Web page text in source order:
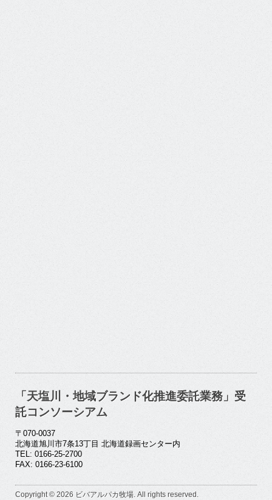
「天塩川・地域ブランド化推進委託業務」受
託コンソーシアム
〒070-0037
北海道旭川市7条13丁目 北海道録画センター内
TEL: 0166-25-2700
FAX: 0166-23-6100
Copyright © 2026 ビバアルパカ牧場. All rights reserved.